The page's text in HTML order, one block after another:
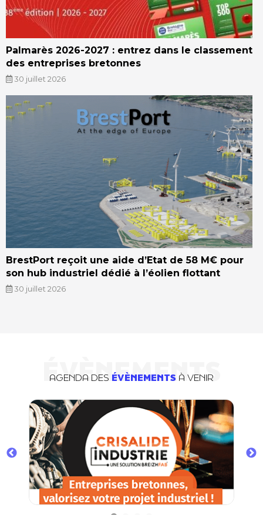
Palmarès 2026-2027 : entrez dans le classement
des entreprises bretonnes
30 juillet 2026
BrestPort reçoit une aide d’Etat de 58 M€ pour
son hub industriel dédié à l’éolien flottant
30 juillet 2026
ÉVÈNEMENTS
AGENDA DES ÉVÈNEMENTS À VENIR